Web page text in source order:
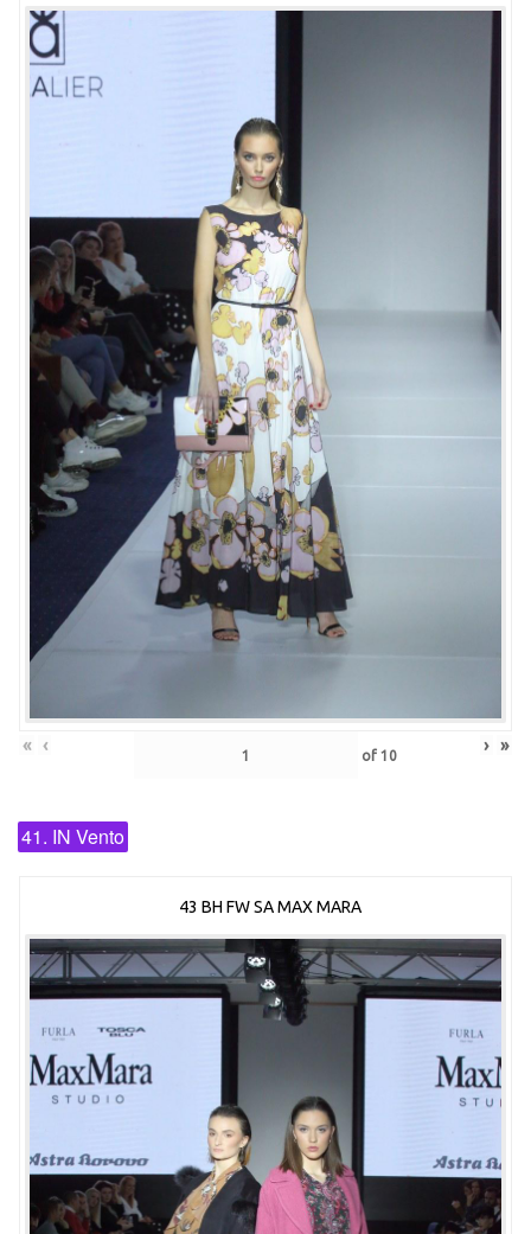
« ‹ of 10 › »
41. IN Vento
43 BH FW SA MAX MARA